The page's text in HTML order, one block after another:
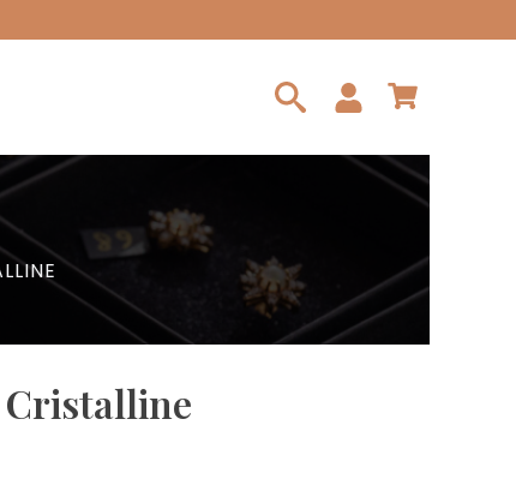
Cristalline